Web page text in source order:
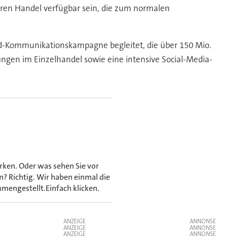
Handel verfügbar sein, die zum normalen
begleitet, die über 150 Mio.
im Einzelhandel sowie eine intensive Social-Media-
Oder was sehen Sie vor
Richtig. Wir haben einmal die
klicken.
ANZEIGE
ANZEIGE
ANZEIGE